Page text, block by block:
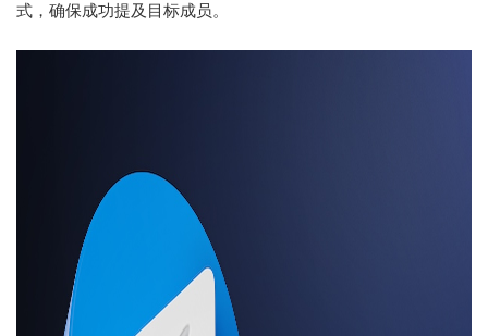
式，确保成功提及目标成员。